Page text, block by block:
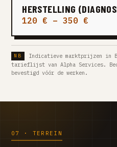
HERSTELLING
120 € – 350 €
Indicatieve marktprijzen in
tarieflijst van Alpha Services.
bevestigd vóór de werken.
07 · TERREIN